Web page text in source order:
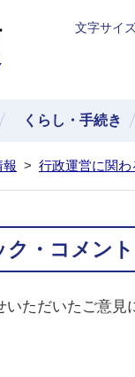
文字サイ
くらし・手続き
報 > 行政運営に関わ
ク・コメン
いただいたご意見